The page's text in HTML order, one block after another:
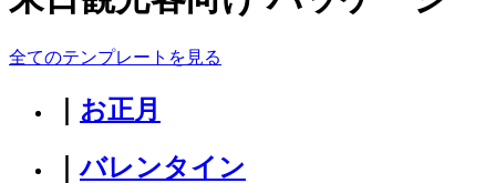
全てのテンプレートを見る
お正月
｜バレンタイン